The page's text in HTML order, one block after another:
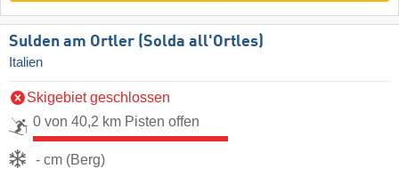
Sulden am Ortler (Solda all'Ortles)
Italien
Skigebiet geschlossen
0 von 40,2 km Pisten offen
- cm (Berg)